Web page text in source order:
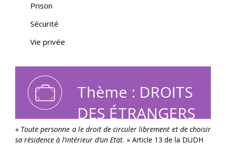
Prison
Sécurité
Vie privée
Thème : DROITS
DES ÉTRANGERS
« Toute personne a le droit de circuler librement et de choisir
sa résidence à l’intérieur d’un Etat. » Article 13 de la DUDH